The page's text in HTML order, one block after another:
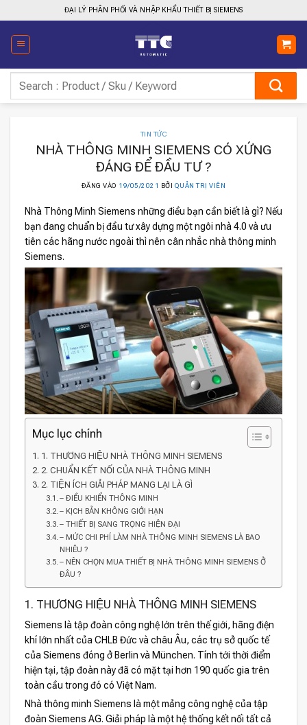
qua
nội
dung
ĐẠI LÝ PHÂN PHỐI VÀ NHẬP KHẨU THIẾT BỊ SIEMENS
kiếm:
TIN TỨC
NHÀ THÔNG MINH SIEMENS CÓ XỨNG
ĐÁNG ĐỂ ĐẦU TƯ ?
ĐĂNG VÀO 19/05/2021 BỞI QUẢN TRỊ VIÊN
Nhà Thông Minh Siemens những điều bạn cần biết là gì? Nếu
bạn đang chuẩn bị đầu tư xây dựng một ngôi nhà 4.0 và ưu
tiên các hãng nước ngoài thì nên cân nhắc nhà thông minh
Siemens.
Mục lục chính
1. THƯƠNG HIỆU NHÀ THÔNG MINH SIEMENS
2. CHUẨN KẾT NỐI CỦA NHÀ THÔNG MINH
2. TIỆN ÍCH GIẢI PHÁP MANG LẠI LÀ GÌ
– ĐIỀU KHIỂN THÔNG MINH
– KỊCH BẢN KHÔNG GIỚI HẠN
– THIẾT BỊ SANG TRỌNG HIỆN ĐẠI
– MỨC CHI PHÍ LÀM NHÀ THÔNG MINH SIEMENS LÀ BAO
NHIÊU ?
– NÊN CHỌN MUA THIẾT BỊ NHÀ THÔNG MINH SIEMENS Ở
ĐÂU ?
1. THƯƠNG HIỆU NHÀ THÔNG MINH SIEMENS
Siemens là tập đoàn công nghệ lớn trên thế giới, hãng điện
khí lớn nhất của CHLB Đức và châu Âu, các trụ sở quốc tế
của Siemens đóng ở Berlin và München. Tính tới thời điểm
hiện tại, tập đoàn này đã có mặt tại hơn 190 quốc gia trên
toàn cầu trong đó có Việt Nam.
Nhà thông minh Siemens là một mảng công nghệ của tập
đoàn Siemens AG. Giải pháp là một hệ thống kết nối tất cả